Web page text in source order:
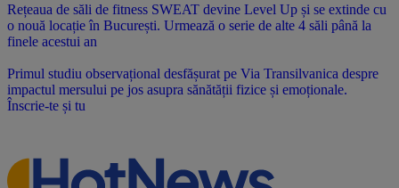
Rețeaua de săli de fitness SWEAT devine Level Up și se extinde cu
o nouă locație în București. Urmează o serie de alte 4 săli până la
finele acestui an
Primul studiu observațional desfășurat pe Via Transilvanica despre
impactul mersului pe jos asupra sănătății fizice și emoționale.
Înscrie-te și tu